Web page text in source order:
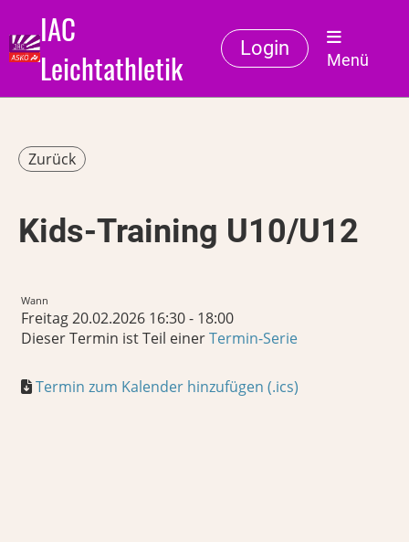
IAC
Leichtathletik
Login
Menü
Zurück
Kids-Training U10/U12
Wann
Freitag 20.02.2026 16:30 - 18:00
Dieser Termin ist Teil einerTermin-Serie
Termin zum Kalender hinzufügen (.ics)